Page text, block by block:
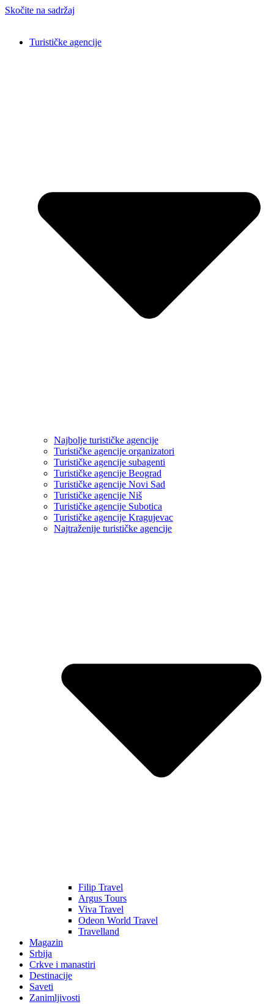
Skočite na sadržaj
Turističke agencije
Najbolje turističke agencije
Turističke agencije organizatori
Turističke agencije subagenti
Turističke agencije Beograd
Turističke agencije Novi Sad
Turističke agencije Niš
Turističke agencije Subotica
Turističke agencije Kragujevac
Najtraženije turističke agencije
Filip Travel
Argus Tours
Viva Travel
Odeon World Travel
Travelland
Magazin
Srbija
Crkve i manastiri
Destinacije
Saveti
Zanimljivosti